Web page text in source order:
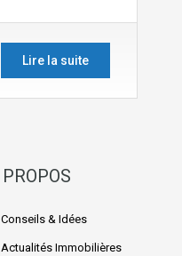
Lire la suite
Conseils & Idées
Actualités Immobilières